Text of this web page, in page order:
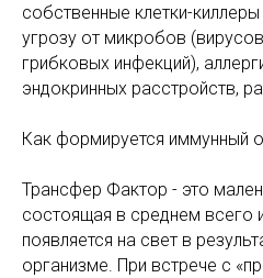
собственные клетки-
угрозу от микробов
грибковых инфекций),
эндокринных расстройств,
Как формируется иммунный
Трансфер Фактор - это
состоящая в среднем всего
появляется на свет в
организме. При встрече с